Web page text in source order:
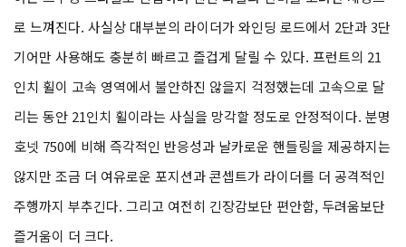
로 느껴진다. 사실상 대부분의 라이더가 와인딩 로드에서 2단과 3단
기어만 사용해도 충분히 빠르고 즐겁게 달릴 수 있다. 프런트의 21
인치 휠이 고속 영역에서 불안하진 않을지 걱정했는데 고속으로 달
리는 동안 21인치 휠이라는 사실을 망각할 정도로 안정적이다. 분명
호넷 750에 비해 즉각적인 반응성과 날카로운 핸들링을 제공하지는
않지만 조금 더 여유로운 포지션과 콘셉트가 라이더를 더 공격적인
주행까지 부추긴다. 그리고 여전히 긴장감보단 편안함, 두려움보단
즐거움이 더 크다.